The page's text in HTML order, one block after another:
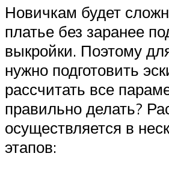
Новичкам будет
платье без заранее
выкройки. Поэтому
нужно подготовить
рассчитать все
правильно делать?
осуществляется в
этапов: